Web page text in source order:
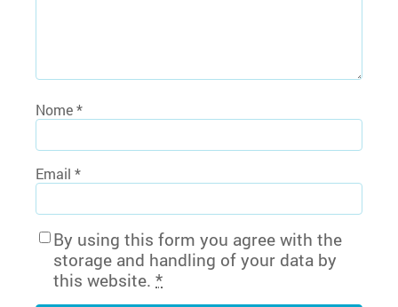
Nome*
Email *
By using this form you agree with the
storage and handling of your data by
this website. *